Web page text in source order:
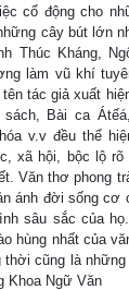
cổ động cho
cây bút lớn
Thúc Kháng,
làm vũ khí
tác giả xuất
Bài ca
v.v đều thể
xã hội, bộc lộ rõ
Văn thơ phong
ánh đời sống cơ
sâu sắc của
hùng nhất của
thời cũng là
Khoa Ngữ Văn